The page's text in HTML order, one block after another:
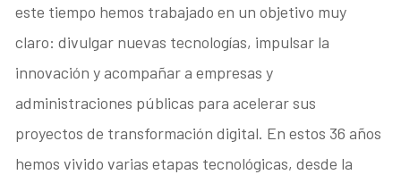
este tiempo hemos trabajado en un objetivo muy
claro: divulgar nuevas tecnologías, impulsar la
innovación y acompañar a empresas y
administraciones públicas para acelerar sus
proyectos de transformación digital. En estos 36 años
hemos vivido varias etapas tecnológicas, desde la